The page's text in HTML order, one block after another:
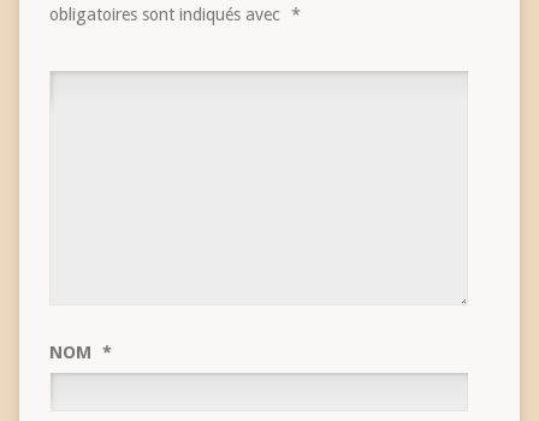
obligatoires sont indiqués avec *
NOM *